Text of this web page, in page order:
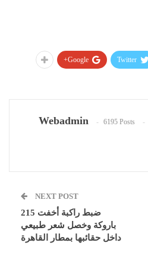
Twitter
Google+
Webadmin 6195 Posts
NEXT POST
ضبط راكبة أخفت 215
باروكة وخصل شعر طبيعي
داخل حقائبها بمطار القاهرة